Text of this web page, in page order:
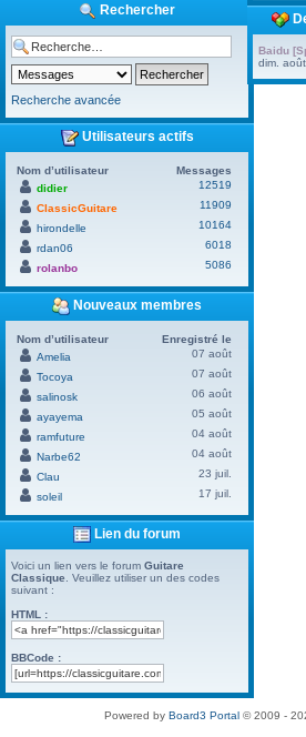
Rechercher
Recherche avancée
Utilisateurs actifs
Nom d’utilisateur
Messages
didier
12519
ClassicGuitare
11909
hirondelle
10164
rdan06
6018
rolanbo
5086
Nouveaux membres
Nom d’utilisateur
Enregistré le
Amelia
07 août
Tocoya
07 août
salinosk
06 août
ayayema
05 août
ramfuture
04 août
Narbe62
04 août
Clau
23 juil.
soleil
17 juil.
Lien du forum
Voici un lien vers le forum Guitare
Classique . Veuillez utiliser un des codes
suivant :
HTML :
BBCode :
Baidu
dim.
Powered by Board3 Portal© 2009 -